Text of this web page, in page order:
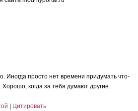
Иногда просто нет времени придумать что-
когда за тебя думают другие.
Цитировать